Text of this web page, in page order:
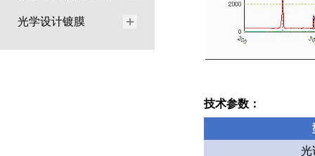
光学设计镀膜
技术参数：
光